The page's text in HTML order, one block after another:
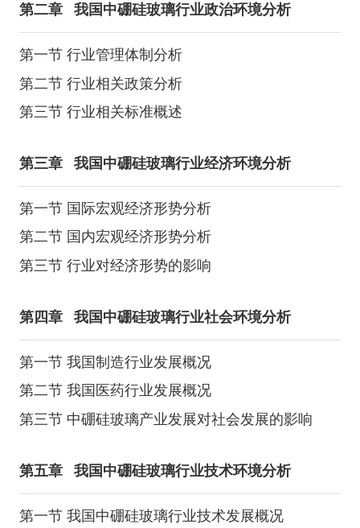
第二章 我国中硼硅玻璃行业政治环境分析
第一节 行业管理体制分析
第二节 行业相关政策分析
第三节 行业相关标准概述
第三章 我国中硼硅玻璃行业经济环境分析
第一节 国际宏观经济形势分析
第二节 国内宏观经济形势分析
第三节 行业对经济形势的影响
第四章 我国中硼硅玻璃行业社会环境分析
第一节 我国制造行业发展概况
第二节 我国医药行业发展概况
第三节 中硼硅玻璃产业发展对社会发展的影响
第五章 我国中硼硅玻璃行业技术环境分析
第一节 我国中硼硅玻璃行业技术发展概况